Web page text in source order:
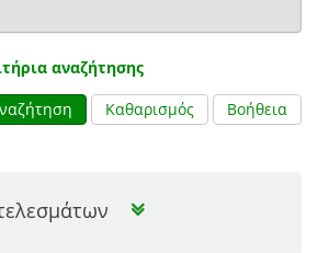
αναζήτησης
Καθαρισμός Βοήθεια